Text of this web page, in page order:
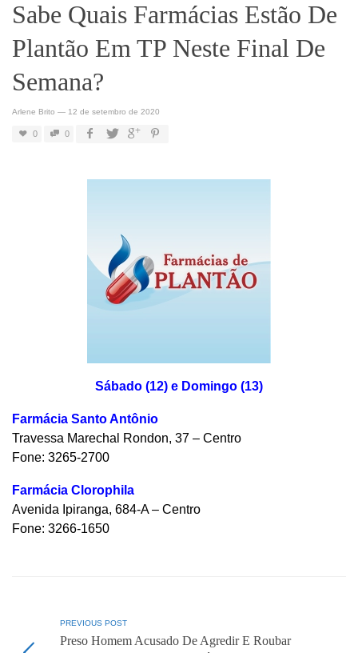
Sabe Quais Farmácias Estão De
Plantão Em TP Neste Final De
Semana?
Arlene Brito — 12 de setembro de 2020
0 0
Sábado (12) e Domingo (13)
Farmácia Santo Antônio
Travessa Marechal Rondon, 37 – Centro
Fone: 3265-2700
Farmácia Clorophila
Avenida Ipiranga, 684-A – Centro
Fone: 3266-1650
PREVIOUS POST
Preso Homem Acusado De Agredir E Roubar